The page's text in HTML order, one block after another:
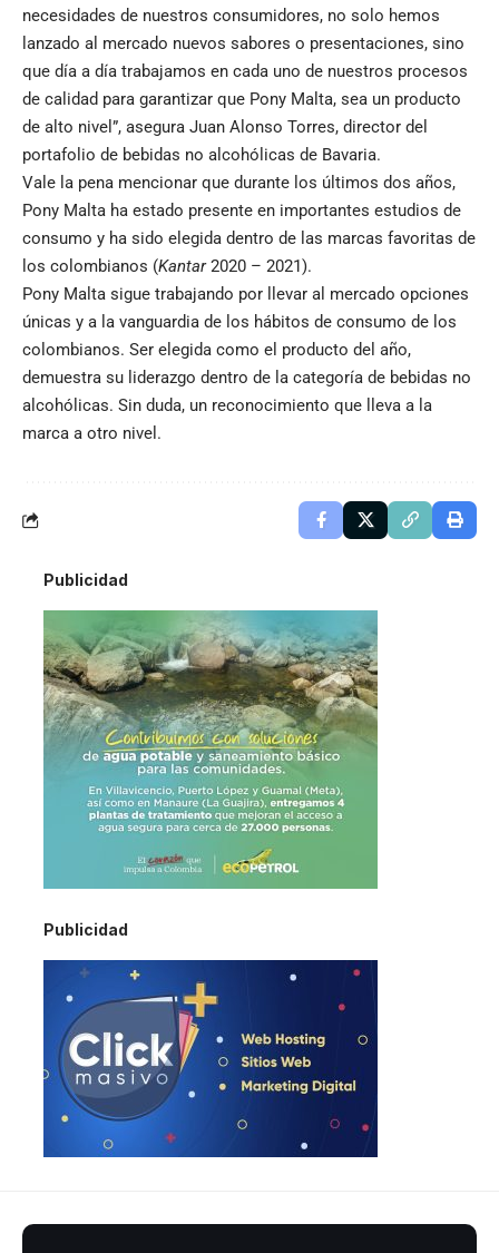
necesidades de nuestros consumidores, no solo hemos
lanzado al mercado nuevos sabores o presentaciones, sino
que día a día trabajamos en cada uno de nuestros procesos
de calidad para garantizar que Pony Malta, sea un producto
de alto nivel”, asegura Juan Alonso Torres, director del
portafolio de bebidas no alcohólicas de Bavaria.
Vale la pena mencionar que durante los últimos dos años,
Pony Malta ha estado presente en importantes estudios de
consumo y ha sido elegida dentro de las marcas favoritas de
los colombianos (Kantar2020 – 2021).
Pony Malta sigue trabajando por llevar al mercado opciones
únicas y a la vanguardia de los hábitos de consumo de los
colombianos. Ser elegida como el producto del año,
demuestra su liderazgo dentro de la categoría de bebidas no
alcohólicas. Sin duda, un reconocimiento que lleva a la
marca a otro nivel.
Publicidad
Publicidad